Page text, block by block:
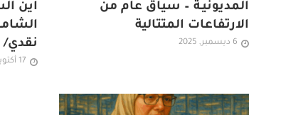
المديونيـة – سياق عام من
الارتفاعات المتتالية
6 ديسمبر, 2025
أين
نقدي/
17 أكتوبر, 2025